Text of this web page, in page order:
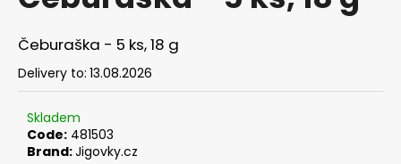
0,0
out
of
5
Čeburaška - 5 ks, 18 g
Delivery to: 13.08.2026
Skladem
Code: 481503
Brand:Jigovky.cz
n
g
f
o